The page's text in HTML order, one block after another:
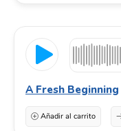
A Fresh Beginning
Añadir al carrito